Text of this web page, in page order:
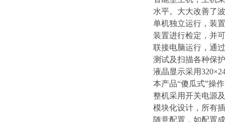
水平。大大改善了
单机独立运行，装
装置进行检定，并
联接电脑运行，通
测试及扫描各种保
液晶显示采用
本产品“傻瓜式”操
整机采用开关电源
模块化设计，所有
随意配置，如配置